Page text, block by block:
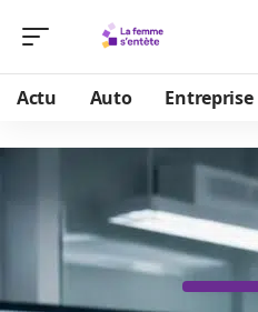
Actu Auto Entreprise